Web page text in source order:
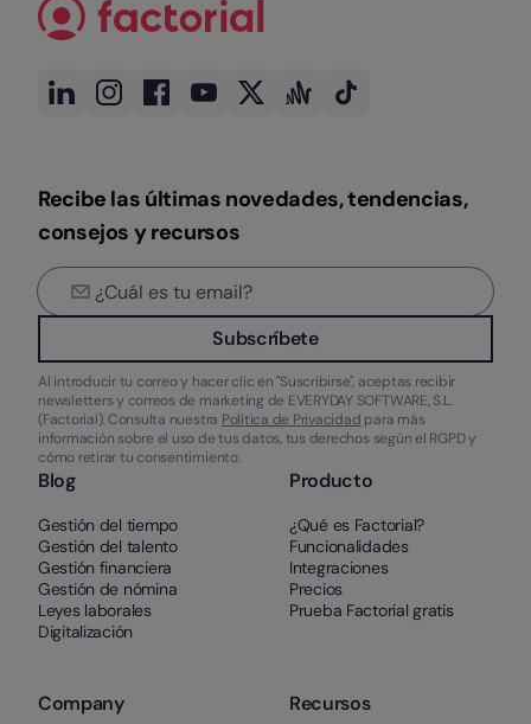
Recibe las últimas novedades, tendencias,
consejos y recursos
Subscríbete
Al introducir tu correo y hacer clic en "Suscribirse", aceptas recibir
newsletters y correos de marketing de EVERYDAY SOFTWARE, S.L.
(Factorial). Consulta nuestra Política de Privacidad para más
información sobre el uso de tus datos, tus derechos según el RGPD y
cómo retirar tu consentimiento.
Blog
Gestión del tiempo
Gestión del talento
Gestión financiera
Gestión de nómina
Leyes laborales
Digitalización
Producto
¿Qué es Factorial?
Funcionalidades
Integraciones
Precios
Prueba Factorial gratis
Company Recursos